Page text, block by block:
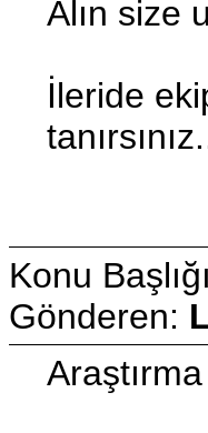
Alın size
İleride
Konu
Gönderen: